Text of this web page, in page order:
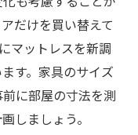
だけを買い替えて
マットレスを新調
す。家具のサイズ
に部屋の寸法を測
しましょう。